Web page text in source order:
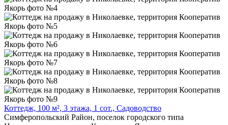
Коттедж, 100 м², 3 этажа, 1 сот., Садоводство
Симферопольский Район, поселок городского типа